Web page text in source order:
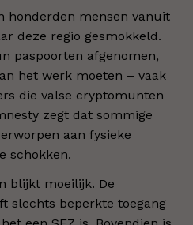
honderden mensen vanuit
deze regio gesmokkeld.
paspoorten afgenomen,
het werk moeten – vaak
die valse cryptomunten
zegt dat sommige
aan fysieke
schokken.
blijkt moeilijk. De
slechts beperkte toegang